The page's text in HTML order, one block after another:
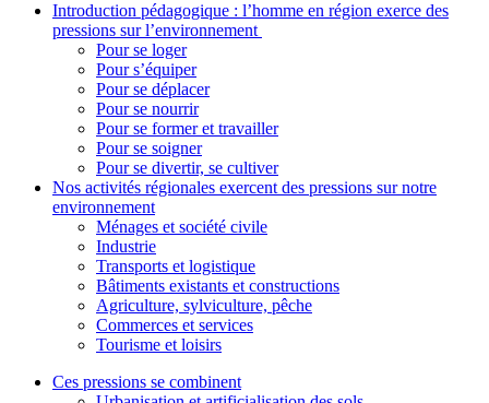
Introduction pédagogique : l’homme en région exerce des
pressions sur l’environnement
Pour se loger
Pour s’équiper
Pour se déplacer
Pour se nourrir
Pour se former et travailler
Pour se soigner
Pour se divertir, se cultiver
Nos activités régionales exercent des pressions sur notre
environnement
Ménages et société civile
Industrie
Transports et logistique
Bâtiments existants et constructions
Agriculture, sylviculture, pêche
Commerces et services
Tourisme et loisirs
Ces pressions se combinent